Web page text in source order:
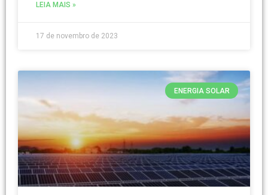
LEIA MAIS »
17 de novembro de 2023
ENERGIA SOLAR